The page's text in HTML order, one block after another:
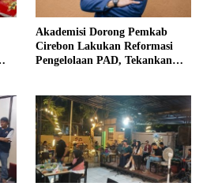
Akademisi Dorong Pemkab
Cirebon Lakukan Reformasi
Pengelolaan PAD, Tekankan